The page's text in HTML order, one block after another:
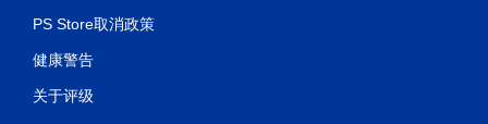
PS Store取消政策
健康警告
关于评级